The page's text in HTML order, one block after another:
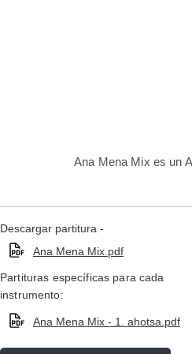
Ana Mena Mix es un
Descargar partitura -
Ana Mena Mix.pdf
Partituras específicas para cada
instrumento:
Ana Mena Mix - 1. ahotsa.pdf